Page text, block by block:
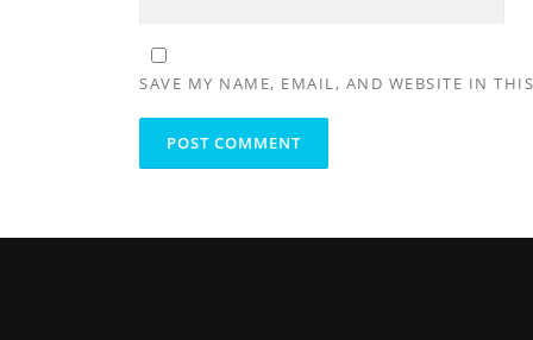
SAVE MY NAME, EMAIL, AND WEBSITE IN